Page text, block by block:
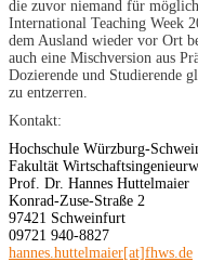
die zuvor niemand für
International Teaching Week
dem Ausland wieder vor Ort
auch eine Mischversion aus
Dozierende und Studierende
zu entzerren.
Kontakt:
Hochschule Würzburg-
Fakultät
Prof. Dr. Hannes Huttelmaier
Konrad-Zuse-Straße 2
97421 Schweinfurt
09721 940-8827
hannes.huttelmaier[at]fhws.de